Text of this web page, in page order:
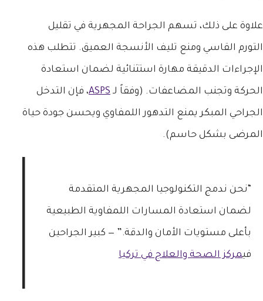
علاوة على ذلك، تسهم الجراحة المجهرية في تقليل
التورم القاسي ومنع تليف الأنسجة العميق. تتطلب هذه
الإجراءات الدقيقة مهارة استثنائية لضمان استعادة
الحركة وتجنب المضاعفات. (وفقاً لـ ASPS، فإن التدخل
الجراحي المبكر يمنع التدهور اللمفاوي ويحسن جودة حياة
المرضى بشكل حاسم).
“نحن ندمج التكنولوجيا المجهرية المتقدمة
لضمان استعادة المسارات اللمفاوية الطبيعية
بأعلى مستويات الأمان والدقة.” — كبير الجراحين
فيمركز الصحة والعلاج في تركيا